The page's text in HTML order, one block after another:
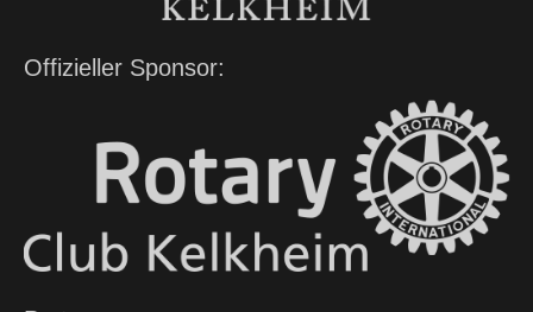
Offizieller Sponsor: